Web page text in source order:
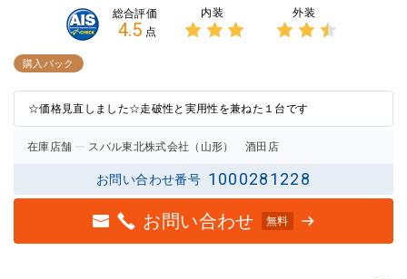
総合評価
4.5 点
内装 外装
購入パック
☆価格見直しました☆走破性と実用性を兼ねた１台です
在庫店舗 スバル東北株式会社（山形） 酒田店
お問い合わせ番号 1000281228
お問い合わせ 無料